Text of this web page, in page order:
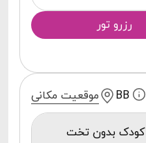
رزرو تور
BB موقعیت مکانی
کودک بدون تخت